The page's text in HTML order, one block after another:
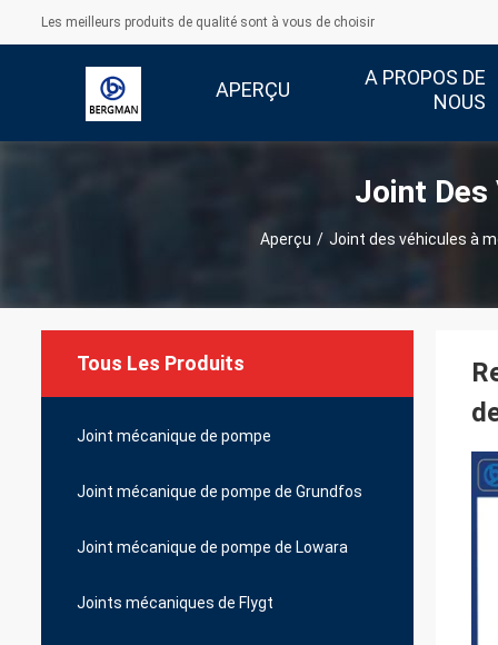
Les meilleurs produits de qualité sont à vous de choisir
APERÇU
A PROPOS DE
NOUS
Joint Des
Aperçu / Joint des véhicules à
Tous Les Produits
Joint mécanique de pompe
Joint mécanique de pompe de Grundfos
Joint mécanique de pompe de Lowara
Joints mécaniques de Flygt